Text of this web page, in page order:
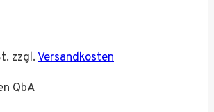
zzgl.Versandkosten
QbA